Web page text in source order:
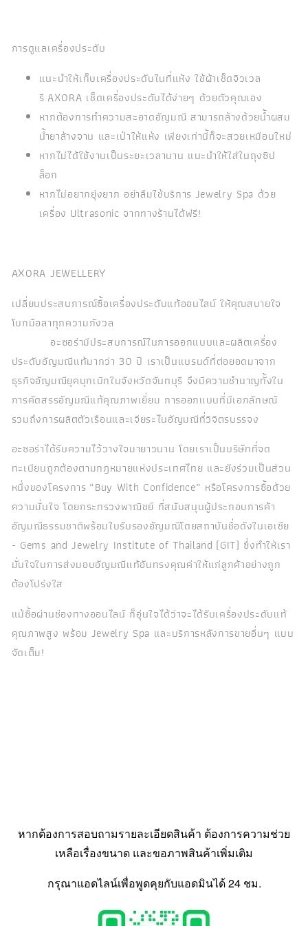
การดูแลเครื่องประดับ
แนะนำให้เก็บเครื่องประดับในที่แห้ง ใช้ผ้าเช็ดจิวเวล
รี AXORA เช็ดเครื่องประดับได้ง่ายๆ ด้วยตัวคุณเอง
หากต้องการทำความสะอาดอัญมณี สามารถล้างด้วยน้ำผสม
น้ำยาล้างจาน และเป่าให้แห้ง เพียงเท่านี้ก็จะสวยเหมือนใหม่
หากไม่ได้ใช้งานเป็นระยะเวลานาน แนะนำให้ใส่ในถุงซิป
ล็อก
หากไม่อยากยุ่งยาก อย่าลืมใช้บริการ Jewelry Spa ด้วย
เครื่อง Ultrasonic จากทางร้านได้ฟรี!
AXORA JEWELLERY
เปลี่ยนประสบการณ์ซื้อเครื่องประดับแท้ออนไลน์ ให้คุณสบายใจ
โบกมือลาทุกความกังวล
อะซอร่ามีประสบการณ์ในการออกแบบและผลิตเครื่อง
ประดับอัญมณีแท้มากว่า 30 ปี เราเป็นแบรนด์ที่ต่อยอดมาจาก
ธุรกิจอัญมณียุคบุกเบิกในจังหวัดจันทบุรี จึงมีความชำนาญทั้งใน
การคัดสรรอัญมณีแท้คุณภาพเยี่ยม การออกแบบที่มีเอกลักษณ์
รวมถึงการผลิตตัวเรือนและเจียระไนอัญมณีที่วิจิตรบรรจง
อะซอร่าได้รับความไว้วางใจมายาวนาน โดยเราเป็นบริษัทที่จด
ทะเบียนถูกต้องตามกฎหมายแห่งประเทศไทย และยังร่วมเป็นส่วน
หนึ่งของโครงการ “Buy With Confidence” หรือโครงการซื้อด้วย
ความมั่นใจ โดยกระทรวงพาณิชย์ ที่สนับสนุนผู้ประกอบการค้า
อัญมณีธรรมชาติพร้อมใบรับรองอัญมณีโดยสถาบันชื่อดังในเอเชีย
- Gems and Jewelry Institute of Thailand (GIT) ซึ่งทำให้เรา
มั่นใจในการส่งมอบอัญมณีแท้อันทรงคุณค่าให้แก่ลูกค้าอย่างถูก
ต้องโปร่งใส
แม้ซื้อผ่านช่องทางออนไลน์ ก็อุ่นใจได้ว่าจะได้รับเครื่องประดับแท้
คุณภาพสูง พร้อม Jewelry Spa และบริการหลังการขายอื่นๆ แบบ
จัดเต็ม!
หากต้องการสอบถามรายละเอียดสินค้า ต้องการความช่วย
เหลือเรื่องขนาด และขอภาพสินค้าเพิ่มเติม
กรุณาแอดไลน์เพื่อพูดคุยกับแอดมินได้ 24 ชม.